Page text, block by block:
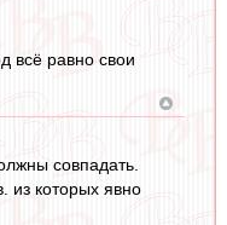
всё равно свои
совпадать.
из которых явно